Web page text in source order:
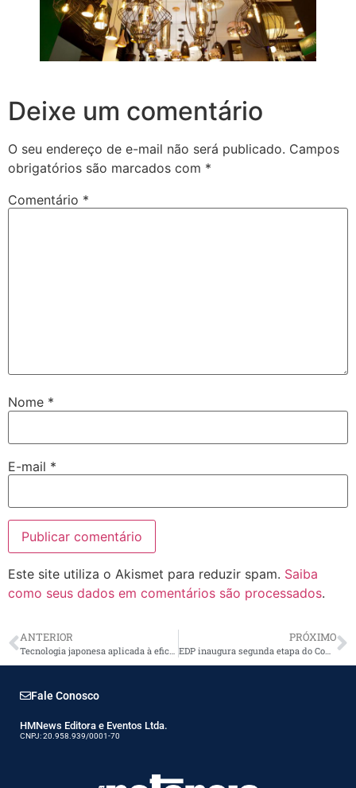
Deixe um comentário
O seu endereço de e-mail não será publicado. Campos
obrigatórios são marcados com *
Comentário *
Nome *
E-mail *
Este site utiliza o Akismet para reduzir spam. Saiba
como seus dados em comentários são processados.
ANTERIOR
Tecnologia japonesa aplicada à eficiência energética ganha espaço no Brasil
PRÓXIMO
EDP inaugura segunda etapa do Complexo Guarulhos
Fale Conosco
HMNews Editora e Eventos Ltda.
CNPJ: 20.958.939/0001-70